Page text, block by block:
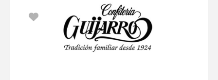
Favorito